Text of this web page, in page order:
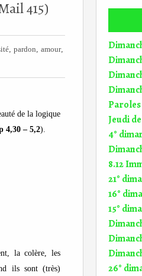
415)
pardon amour,
de la logique
4,30 – 5,2).
la colère, les
ils sont (très)